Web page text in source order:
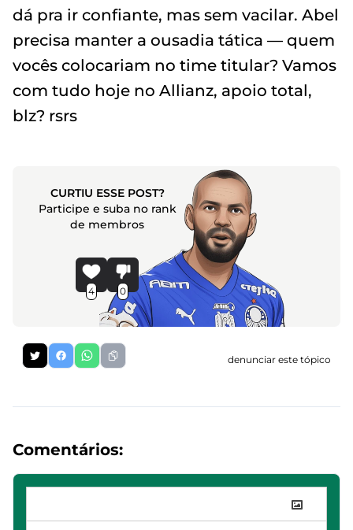
dá pra ir confiante, mas sem vacilar. Abel
precisa manter a ousadia tática — quem
vocês colocariam no time titular? Vamos
com tudo hoje no Allianz, apoio total,
blz? rsrs
CURTIU ESSE POST?
Participe e suba no rank
de membros
4 0
denunciar este tópico
Comentários: